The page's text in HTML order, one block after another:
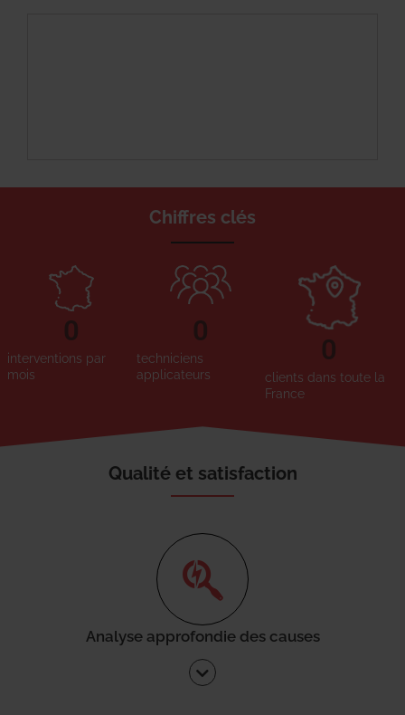
Chiffres clés
interventions par
mois
0
techniciens
applicateurs
0
clients dans toute la
France
0
Qualité et satisfaction
Analyse approfondie des causes